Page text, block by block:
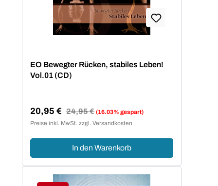
EO Bewegter Rücken, stabiles Leben!
Vol.01 (CD)
Verkaufspreis:
20,95 € Regulärer Preis:
24,95 € (16.03% gespart)
Preise inkl. MwSt. zzgl. Versandkosten
In den Warenkorb